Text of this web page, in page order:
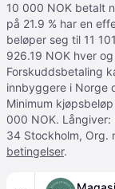
10 000 NOK betalt
på 21.9 % har en
beløper seg til 11
926.19 NOK hver
Forskuddsbetaling
innbyggere i Norge
Minimum
000 NOK. Långiver:
34 Stockholm, Org.
betingelser.